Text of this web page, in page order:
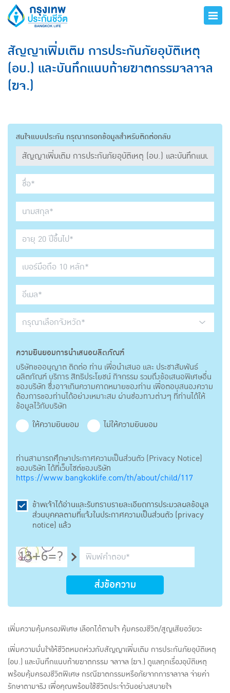
สัญญาเพิ่มเติม การประกันภัยอุบัติเหตุ
(อบ.) และบันทึกแนบท้ายฆาตกรรมจลาจล
(ฆจ.)
สนใจแบบประกัน กรุณากรอกข้อมูลสำหรับติดต่อกลับ
ความยินยอมการนำเสนอผลิตภัณฑ์
บริษัทขออนุญาต ติดต่อ ท่าน เพื่อนำเสนอ และ ประชาสัมพันธ์
ผลิตภัณฑ์ บริการ สิทธิประโยชน์ กิจกรรม รวมถึงข้อเสนอพิเศษอื่น
ของบริษัท ซึ่งอาจเกินความคาดหมายของท่าน เพื่อตอบสนองความ
ต้องการของท่านได้อย่างเหมาะสม ผ่านช่องทางต่างๆ ที่ท่านได้ให้
ข้อมูลไว้กับบริษัท
ให้ความยินยอม
ไม่ให้ความยินยอม
ท่านสามารถศึกษาประกาศความเป็นส่วนตัว (Privacy Notice)
ของบริษัท ได้ที่เว็บไซต์ของบริษัท
https://www.bangkoklife.com/th/about/child/117
ข้าพเจ้าได้อ่านและรับทราบรายละเอียดการประมวลผลข้อมูล
ส่วนบุคคลตามที่แจ้งในประกาศความเป็นส่วนตัว (privacy
notice) แล้ว
ส่งข้อความ
เพิ่มความคุ้มครองพิเศษ เลือกได้ตามใจ คุ้มครองชีวิต/สูญเสียอวัยวะ
เพิ่มความมั่นใจให้ชีวิตหมดห่วงกับสัญญาเพิ่มเติม การประกันภัยอุบัติเหตุ
(อบ.) และบันทึกแนบท้ายฆาตกรรม จลาจล (ฆจ.) ดูแลทุกเรื่องอุบัติเหตุ
พร้อมคุ้มครองชีวิตพิเศษ กรณีฆาตกรรมหรือภัยจากการจลาจล จ่ายค่า
รักษาตามจริง เพื่อคุณพร้อมใช้ชีวิตประจำวันอย่างสบายใจ